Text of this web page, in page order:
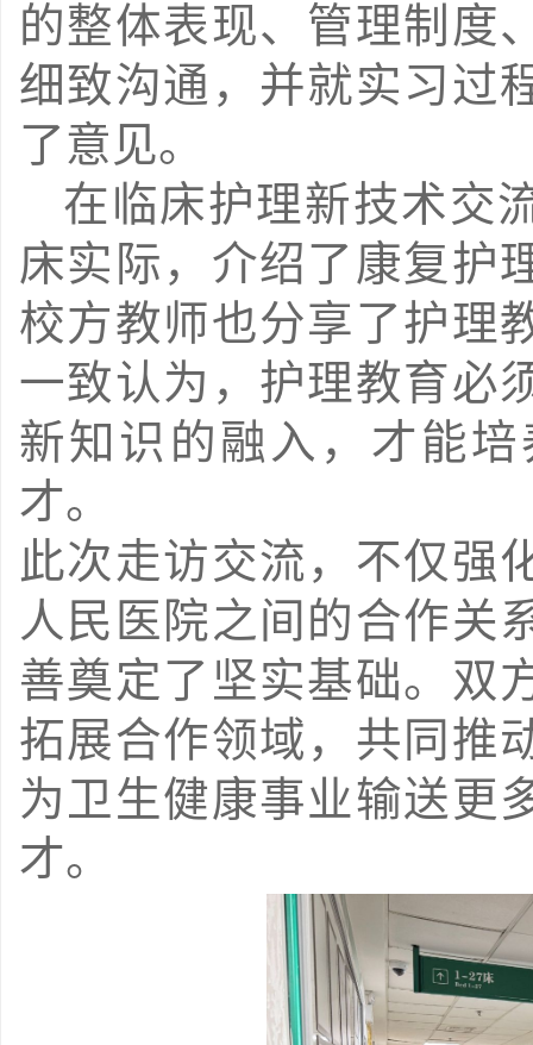
的整体表现、管理制度
细致沟通，并就实习过
了意见。
在临床护理新技术交
床实际，介绍了康复护
校方教师也分享了护理
一致认为，护理教育必
新知识的融入，才能
才。
此次走访交流，不仅强
人民医院之间的合作关
善奠定了坚实基础。双
拓展合作领域，共同推
为卫生健康事业输送更
才。